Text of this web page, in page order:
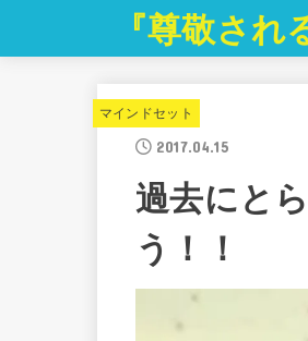
『尊敬さ
マインドセット
2017.04.15
過去にと
う！！